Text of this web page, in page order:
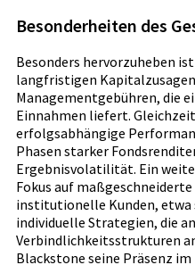
Besonderheiten des
Besonders hervorzuheben
langfristigen
Managementgebühren, die
Einnahmen liefert.
erfolgsabhängige
Phasen starker
Ergebnisvolatilität. Ein
Fokus auf
institutionelle Kunden, etwa
individuelle Strategien, die
Verbindlichkeitsstrukturen
Blackstone seine Präsenz